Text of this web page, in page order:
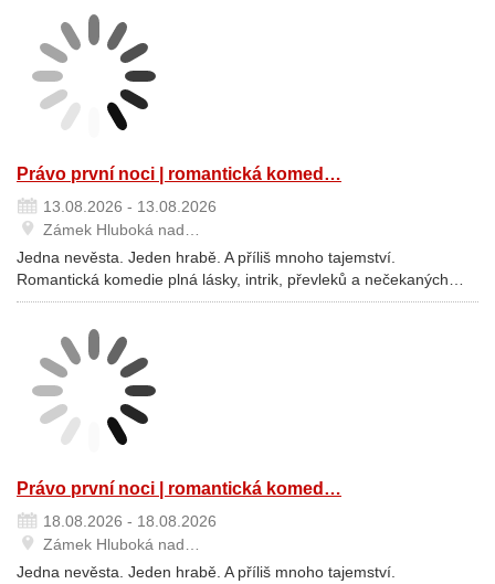
Právo první noci | romantická komed…
13.08.2026 - 13.08.2026
Zámek Hluboká nad…
Jedna nevěsta. Jeden hrabě. A příliš mnoho tajemství.
Romantická komedie plná lásky, intrik, převleků a nečekaných…
Právo první noci | romantická komed…
18.08.2026 - 18.08.2026
Zámek Hluboká nad…
Jedna nevěsta. Jeden hrabě. A příliš mnoho tajemství.